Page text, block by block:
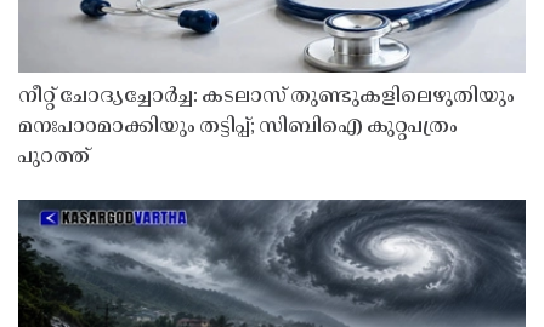
നീറ്റ് ചോദ്യച്ചോർച്ച: കടലാസ് തുണ്ടുകളിലെഴുതിയും
മനഃപാഠമാക്കിയും തട്ടിപ്പ്; സിബിഐ കുറ്റപത്രം
പുറത്ത്